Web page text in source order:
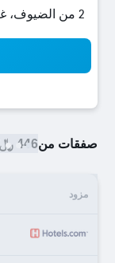
2 من الضيوف، غرفة واحدة
صفقات من446 ﷼
مزود